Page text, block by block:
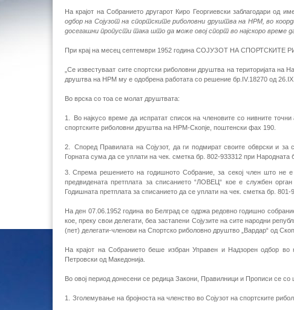
На крајот на Собранието другарот Киро Георгиевски заблагодари од
одбор на Сојузот на спортските риболовни друштва на НРМ, во
досегашни пропусти така што да може овој спорт во најскоро
При крај на месец септември 1952 година СОЈУЗОТ НА
„Се известуваат сите спортски риболовни друштва на територијата на
друштва на НРМ му е одобрена работата со решение бр. IV.18270 од 26. IX
Во врска со тоа се молат друштвата:
1.
Во најкусо време да испратат список на членовите со нивните
спортските риболовни друштва на НРМ-Скопје, поштенски фах 190.
2.
Според Правилата на Сојузот, да ги подмират своите обврски и
Горната сума да се уплати на чек. сметка бр. 802-933312 при Народната
3. Спрема решението на годишното Собрание, за секој член што не
предвидената претплата за списанието “ЛОВЕЦ“ кое е службен
Годишната претплата за списанието да се уплати на чек. сметка бр. 801-
На ден 07.06.1952 година во Белград се одржа редовно годишно
кое, преку свои делегати, беа застапени Сојузите на сите народни
(пет) делегати-членови на Спортско риболовно друштво „Вардар“ од
На крајот на Собранието беше избран Управен и Надзорен одбор
Петровски од Македонија.
Во овој период донесени се редица Закони, Правилници и Прописи се со
1. Зголемување на бројноста на членство во Сојузот на спортските